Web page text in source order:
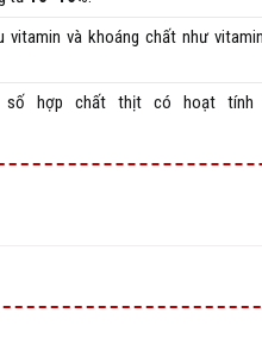
và khoáng chất như
số hợp chất thịt có hoạt